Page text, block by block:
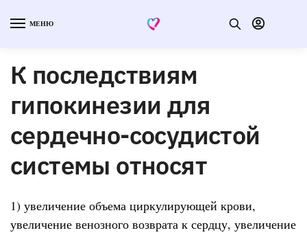
МЕНЮ
К последствиям
гипокинезии для
сердечно-сосудистой
системы относят
1) увеличение объема циркулирующей крови,
увеличение венозного возврата к сердцу, увеличение